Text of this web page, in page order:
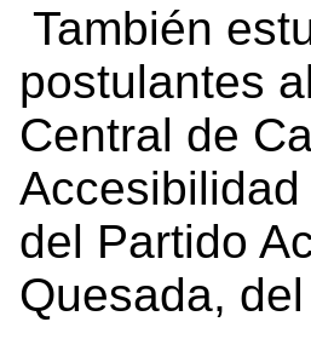
También
postulantes
Central de
del Partido
Quesada,